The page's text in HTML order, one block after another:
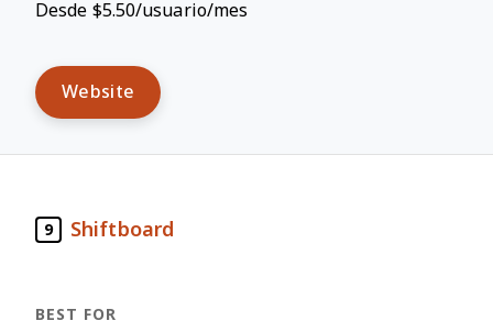
Desde $5.50/usuario/mes
Website
9 Shiftboard